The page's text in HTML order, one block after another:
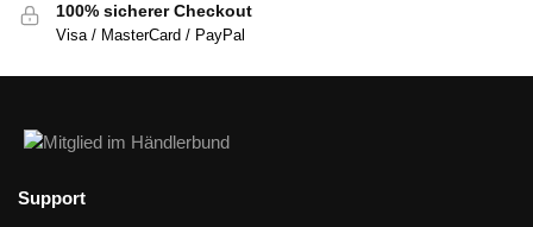
100% sicherer Checkout
Visa / MasterCard / PayPal
Support